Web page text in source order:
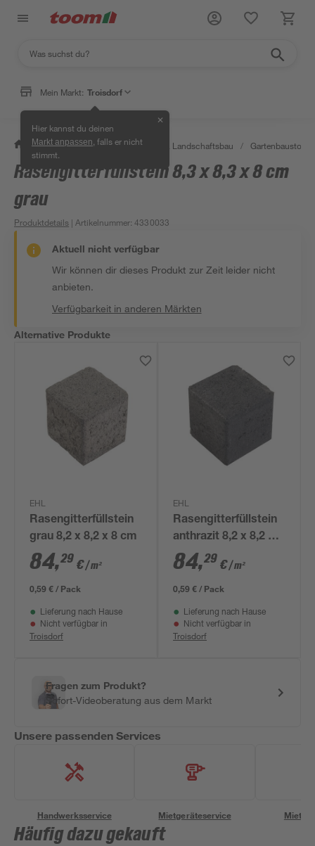
Mein Markt: Troisdorf
Hier kannst du deinen
Markt anpassen , falls er nicht
stimmt.
✕
/ Garten & Freizeit / Gartenbau & Landschaftsbau / Gartenbaustoffe
Rasengitterfüllstein 8,3 x 8,3 x 8 cm
grau
Produktdetails | Artikelnummer:4330033
Aktuell nicht verfügbar
Wir können dir dieses Produkt zur Zeit leider nicht
anbieten.
Verfügbarkeit in anderen Märkten
Alternative Produkte
EHL
Rasengitterfüllstein
grau 8,2 x 8,2 x 8 cm
84,29 €/ m²
0,59 € / Pack
Lieferung nach Hause
Nicht verfügbar in
Troisdorf
EHL
Rasengitterfüllstein
anthrazit 8,2 x 8,2 x 8
cm
84,29 €/ m²
0,59 € / Pack
Lieferung nach Hause
Nicht verfügbar in
Troisdorf
Fragen zum Produkt?
Sofort-Videoberatung aus dem Markt
Unsere passenden Services
Handwerksservice Mietgeräteservice
Häufig dazu gekauft